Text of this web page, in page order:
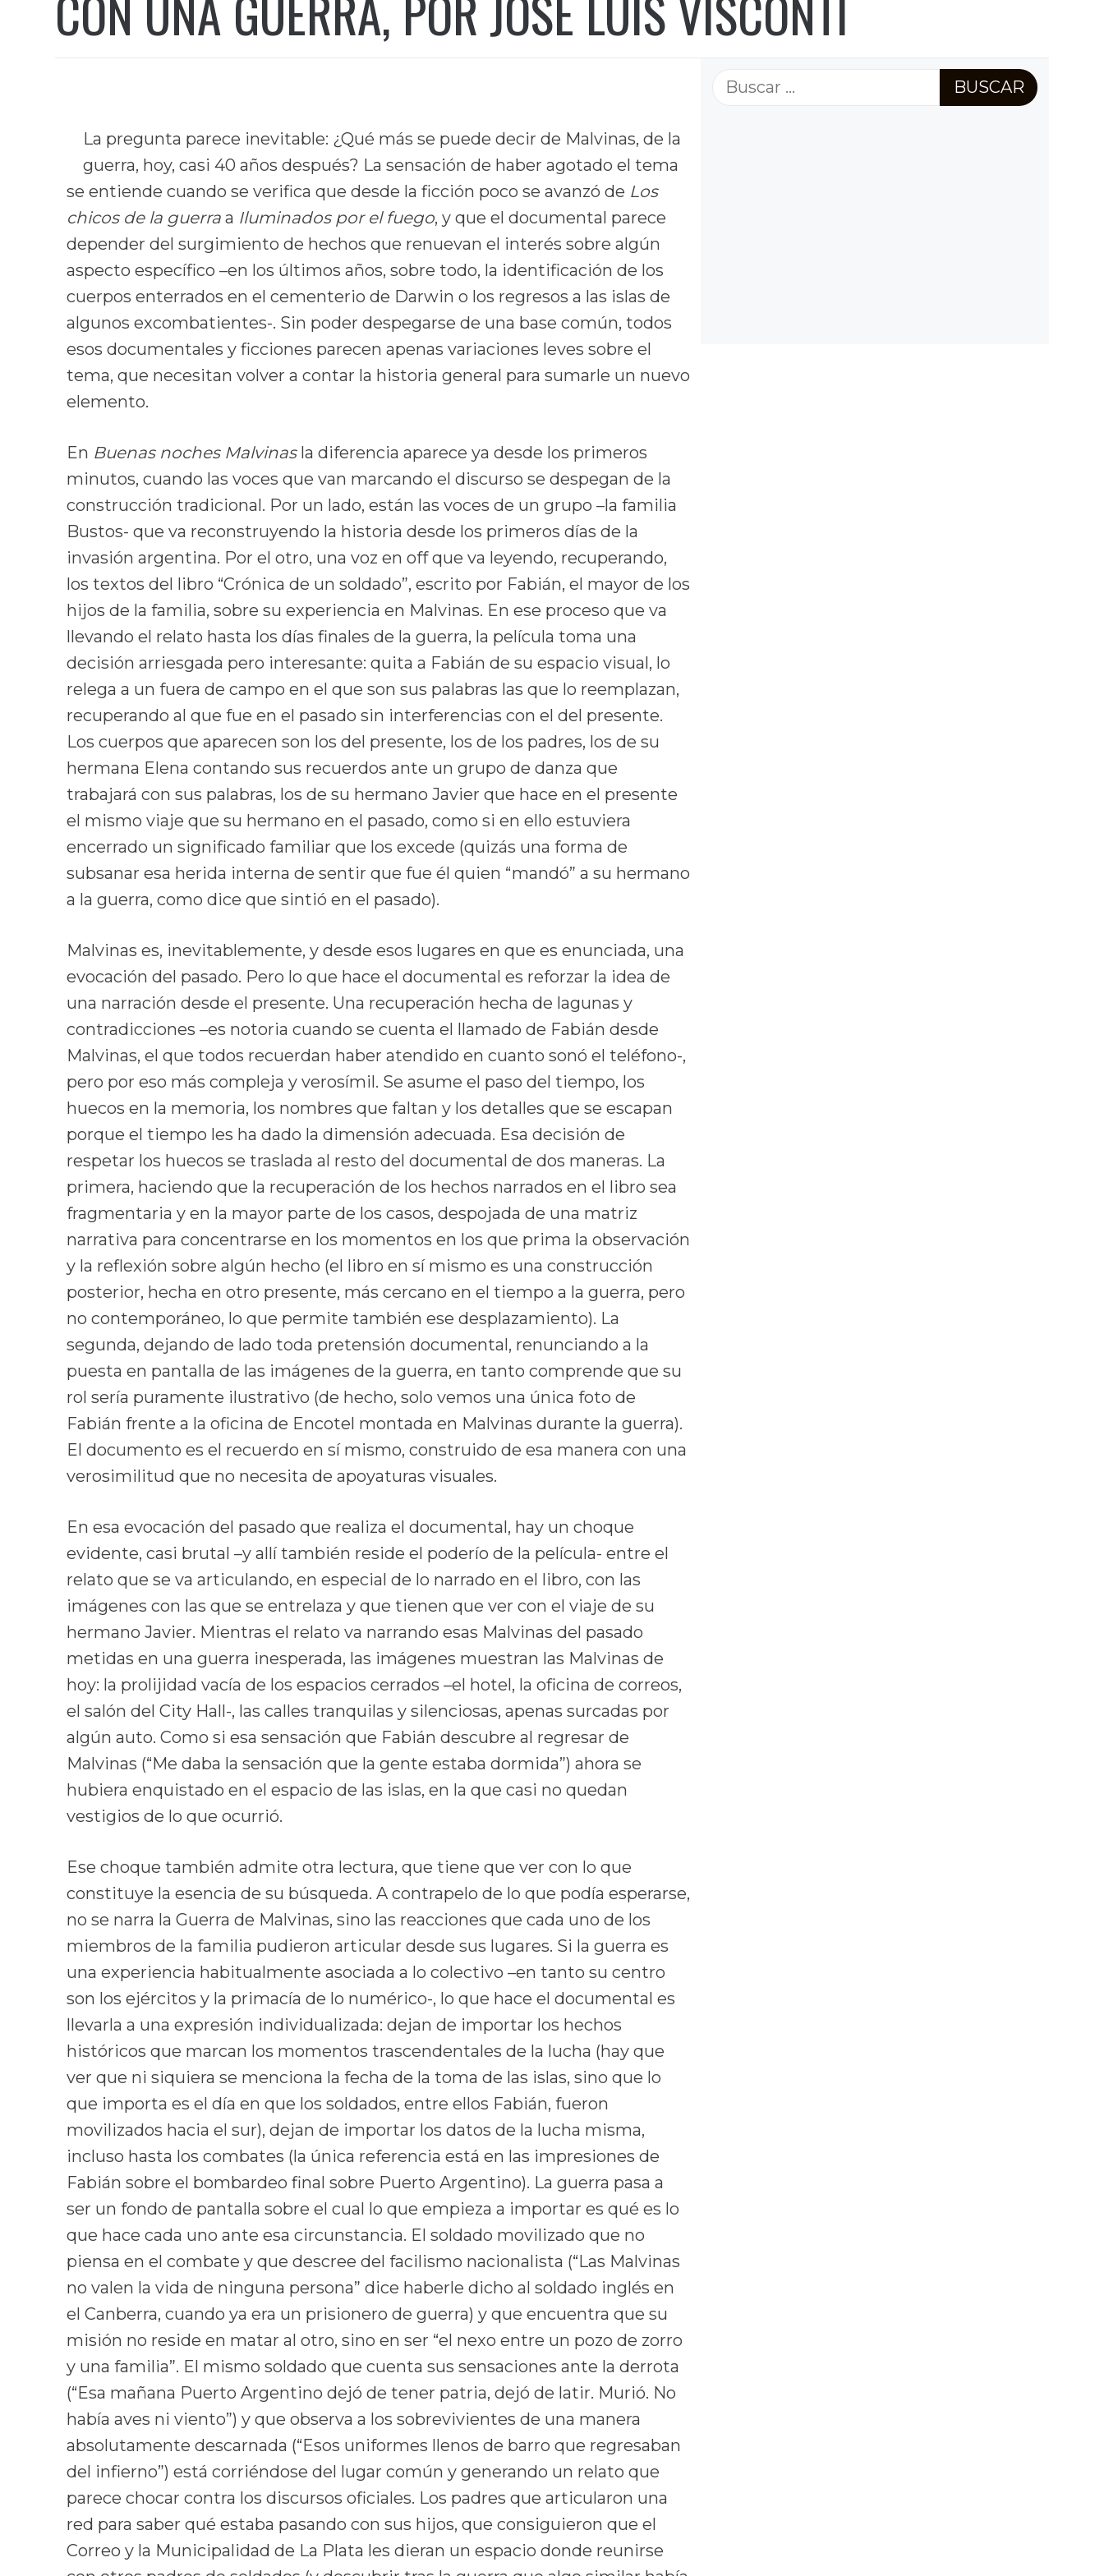
La pregunta parece inevitable: ¿Qué más se puede decir de Malvinas, de la
guerra, hoy, casi 40 años después? La sensación de haber agotado el tema
se entiende cuando se verifica que desde la ficción poco se avanzó de Los
chicos de la guerraa Iluminados por el fuego, y que el documental parece
depender del surgimiento de hechos que renuevan el interés sobre algún
aspecto específico –en los últimos años, sobre todo, la identificación de los
cuerpos enterrados en el cementerio de Darwin o los regresos a las islas de
algunos excombatientes-. Sin poder despegarse de una base común, todos
esos documentales y ficciones parecen apenas variaciones leves sobre el
tema, que necesitan volver a contar la historia general para sumarle un nuevo
elemento.
En Buenas noches Malvinasla diferencia aparece ya desde los primeros
minutos, cuando las voces que van marcando el discurso se despegan de la
construcción tradicional. Por un lado, están las voces de un grupo –la familia
Bustos- que va reconstruyendo la historia desde los primeros días de la
invasión argentina. Por el otro, una voz en off que va leyendo, recuperando,
los textos del libro “Crónica de un soldado”, escrito por Fabián, el mayor de los
hijos de la familia, sobre su experiencia en Malvinas. En ese proceso que va
llevando el relato hasta los días finales de la guerra, la película toma una
decisión arriesgada pero interesante: quita a Fabián de su espacio visual, lo
relega a un fuera de campo en el que son sus palabras las que lo reemplazan,
recuperando al que fue en el pasado sin interferencias con el del presente.
Los cuerpos que aparecen son los del presente, los de los padres, los de su
hermana Elena contando sus recuerdos ante un grupo de danza que
trabajará con sus palabras, los de su hermano Javier que hace en el presente
el mismo viaje que su hermano en el pasado, como si en ello estuviera
encerrado un significado familiar que los excede (quizás una forma de
subsanar esa herida interna de sentir que fue él quien “mandó” a su hermano
a la guerra, como dice que sintió en el pasado).
Malvinas es, inevitablemente, y desde esos lugares en que es enunciada, una
evocación del pasado. Pero lo que hace el documental es reforzar la idea de
una narración desde el presente. Una recuperación hecha de lagunas y
contradicciones –es notoria cuando se cuenta el llamado de Fabián desde
Malvinas, el que todos recuerdan haber atendido en cuanto sonó el teléfono-,
pero por eso más compleja y verosímil. Se asume el paso del tiempo, los
huecos en la memoria, los nombres que faltan y los detalles que se escapan
porque el tiempo les ha dado la dimensión adecuada. Esa decisión de
respetar los huecos se traslada al resto del documental de dos maneras. La
primera, haciendo que la recuperación de los hechos narrados en el libro sea
fragmentaria y en la mayor parte de los casos, despojada de una matriz
narrativa para concentrarse en los momentos en los que prima la observación
y la reflexión sobre algún hecho (el libro en sí mismo es una construcción
posterior, hecha en otro presente, más cercano en el tiempo a la guerra, pero
no contemporáneo, lo que permite también ese desplazamiento). La
segunda, dejando de lado toda pretensión documental, renunciando a la
puesta en pantalla de las imágenes de la guerra, en tanto comprende que su
rol sería puramente ilustrativo (de hecho, solo vemos una única foto de
Fabián frente a la oficina de Encotel montada en Malvinas durante la guerra).
El documento es el recuerdo en sí mismo, construido de esa manera con una
verosimilitud que no necesita de apoyaturas visuales.
En esa evocación del pasado que realiza el documental, hay un choque
evidente, casi brutal –y allí también reside el poderío de la película- entre el
relato que se va articulando, en especial de lo narrado en el libro, con las
imágenes con las que se entrelaza y que tienen que ver con el viaje de su
hermano Javier. Mientras el relato va narrando esas Malvinas del pasado
metidas en una guerra inesperada, las imágenes muestran las Malvinas de
hoy: la prolijidad vacía de los espacios cerrados –el hotel, la oficina de correos,
el salón del City Hall-, las calles tranquilas y silenciosas, apenas surcadas por
algún auto. Como si esa sensación que Fabián descubre al regresar de
Malvinas (“Me daba la sensación que la gente estaba dormida”) ahora se
hubiera enquistado en el espacio de las islas, en la que casi no quedan
vestigios de lo que ocurrió.
Ese choque también admite otra lectura, que tiene que ver con lo que
constituye la esencia de su búsqueda. A contrapelo de lo que podía esperarse,
no se narra la Guerra de Malvinas, sino las reacciones que cada uno de los
miembros de la familia pudieron articular desde sus lugares. Si la guerra es
una experiencia habitualmente asociada a lo colectivo –en tanto su centro
son los ejércitos y la primacía de lo numérico-, lo que hace el documental es
llevarla a una expresión individualizada: dejan de importar los hechos
históricos que marcan los momentos trascendentales de la lucha (hay que
ver que ni siquiera se menciona la fecha de la toma de las islas, sino que lo
que importa es el día en que los soldados, entre ellos Fabián, fueron
movilizados hacia el sur), dejan de importar los datos de la lucha misma,
incluso hasta los combates (la única referencia está en las impresiones de
Fabián sobre el bombardeo final sobre Puerto Argentino). La guerra pasa a
ser un fondo de pantalla sobre el cual lo que empieza a importar es qué es lo
que hace cada uno ante esa circunstancia. El soldado movilizado que no
piensa en el combate y que descree del facilismo nacionalista (“Las Malvinas
no valen la vida de ninguna persona” dice haberle dicho al soldado inglés en
el Canberra, cuando ya era un prisionero de guerra) y que encuentra que su
misión no reside en matar al otro, sino en ser “el nexo entre un pozo de zorro
y una familia”. El mismo soldado que cuenta sus sensaciones ante la derrota
(“Esa mañana Puerto Argentino dejó de tener patria, dejó de latir. Murió. No
había aves ni viento”) y que observa a los sobrevivientes de una manera
absolutamente descarnada (“Esos uniformes llenos de barro que regresaban
del infierno”) está corriéndose del lugar común y generando un relato que
parece chocar contra los discursos oficiales. Los padres que articularon una
red para saber qué estaba pasando con sus hijos, que consiguieron que el
Correo y la Municipalidad de La Plata les dieran un espacio donde reunirse
Buscar: